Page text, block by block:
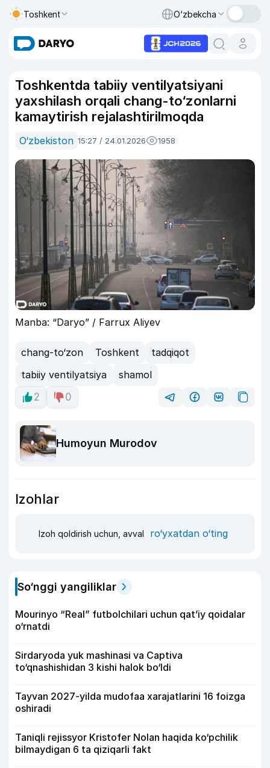
Toshkent O‘zbekcha
Toshkentda tabiiy ventilyatsiyani
yaxshilash orqali chang-to‘zonlarni
kamaytirish rejalashtirilmoqda
O‘zbekiston 15:27 / 24.01.2026 1958
Manba: “Daryo” / Farrux Aliyev
chang-to‘zon Toshkent
tadqiqot
tabiiy ventilyatsiya
shamol
2
0
Humoyun Murodov
Izohlar
Izoh qoldirish uchun, avval ro‘yxatdan o‘ting
So‘nggi yangiliklar
Mourinyo “Real” futbolchilari uchun qat’iy qoidalar
o‘rnatdi
Sirdaryoda yuk mashinasi va Captiva
to‘qnashishidan 3 kishi halok bo‘ldi
Tayvan 2027-yilda mudofaa xarajatlarini 16 foizga
oshiradi
Taniqli rejissyor Kristofer Nolan haqida ko‘pchilik
bilmaydigan 6 ta qiziqarli fakt